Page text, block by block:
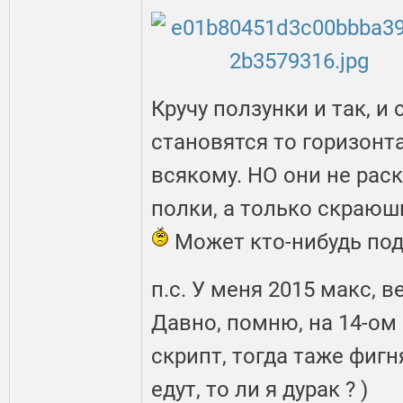
Кручу ползунки и так,
становятся то
всякому. НО они не
полки, а только
Может кто-нибудь
п.с. У меня 2015 макс,
Давно, помню, на 14-ом
скрипт, тогда таже
едут, то ли я дурак ? )